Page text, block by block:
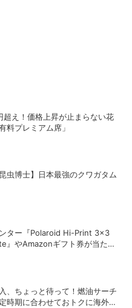
超え！価格上昇が止まらない花
料プレミアム席」
虫博士】日本最強のクワガタム
ター『Polaroid Hi-Print 3×3
』やAmazonギフト券が当た
、ちょっと待って！燃油サーチ
時期に合わせておトクに海外航